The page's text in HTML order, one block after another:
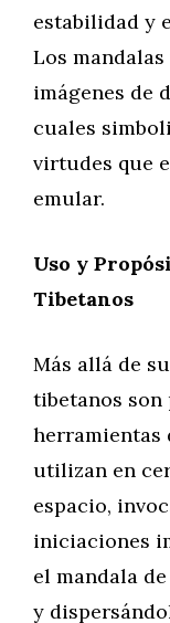
estabilidad y
Los
imágenes de
cuales
virtudes que
emular.
Uso y
Tibetanos
Más allá de
tibetanos
herramientas
utilizan en
espacio,
iniciaciones
el mandala
y